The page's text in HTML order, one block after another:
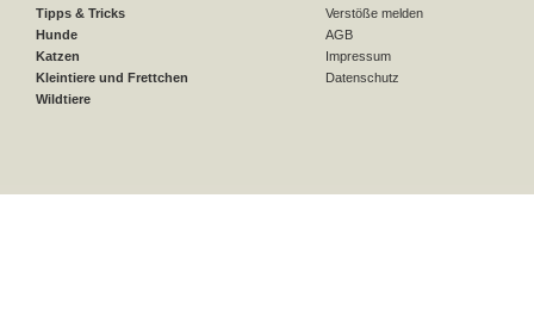
Tipps & Tricks
Hunde
Katzen
Kleintiere und Frettchen
Wildtiere
Verstöße melden
AGB
Impressum
Datenschutz